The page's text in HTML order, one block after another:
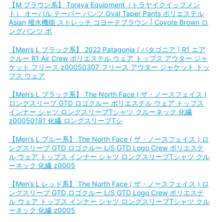
【M ブラウン系】 Toraya Equipment（トラヤイクイップメン
ト） オーバル テーパー パンツ Oval Taper Pants ポリエステル
Asian 撥水機能 ストレッチ コヨーテブラウン | Coyote Brown ロ
ングパンツ ボ
【Men’s L ブラック系】 2022 Patagonia ( パタゴニア ) R1 エア
クルー R1 Air Crew ポリエステル ウェア トップス アウター ジャ
ケット フリース z00050307 フリース アウター ジャケット トッ
プス ウェア
【Men’s L ブラック系】 The North Face ( ザ・ノースフェイス )
ロングスリーブ GTD ロゴクルー ポリエステル ウェア トップス
インナー シャツ ロングスリーブTシャツ クルーネック 化繊
z00050191 化繊 ロングスリーブTシ
【Men’s L ブルー系】 The North Face ( ザ・ノースフェイス ) ロ
ングスリーブ GTD ロゴクルー L/S GTD Logo Crew ポリエステ
ル ウェア トップス インナー シャツ ロングスリーブTシャツ クル
ーネック 化繊 z0005
【Men’s L レッド系】 The North Face ( ザ・ノースフェイス ) ロ
ングスリーブ GTD ロゴクルー L/S GTD Logo Crew ポリエステ
ル ウェア トップス インナー シャツ ロングスリーブTシャツ クル
ーネック 化繊 z0005